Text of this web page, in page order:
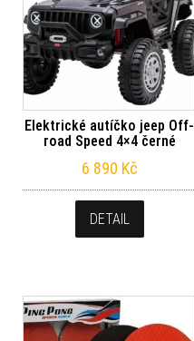
Elektrické autíčko jeep Off-
road Speed 4×4 černé
6 890 Kč
DETAIL